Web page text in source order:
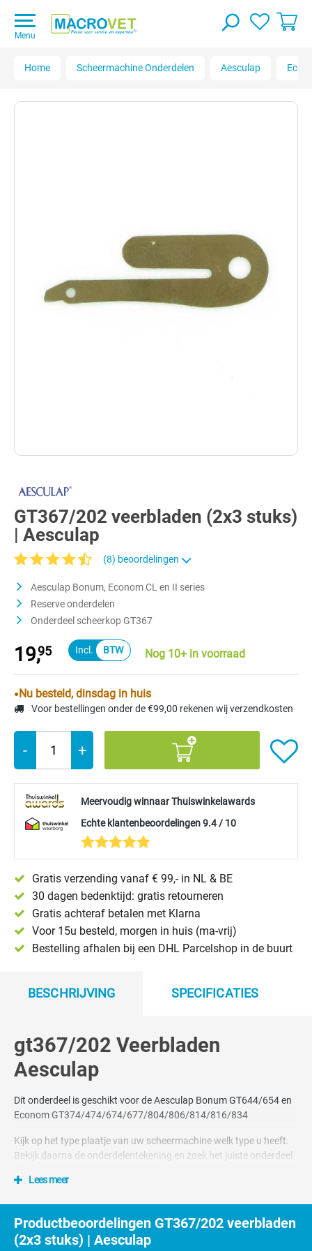
Menu
Home Scheermachine Onderdelen Aesculap
GT367/202 veerbladen (2x3 stuks)
| Aesculap
(8) beoordelingen
Aesculap Bonum, Econom CL en II series
Reserve onderdelen
Onderdeel scheerkop GT367
19,95 Nog 10+ in voorraad
Nu besteld, dinsdag in huis
Voor bestellingen onder de €99,00 rekenen wij verzendkosten
- +
Meervoudig winnaar Thuiswinkelawards
Echte klantenbeoordelingen 9.4 / 10
Gratis verzending vanaf € 99,- in NL & BE
30 dagen bedenktijd: gratis retourneren
Gratis achteraf betalen met Klarna
Voor 15u besteld, morgen in huis (ma-vrij)
Bestelling afhalen bij een DHL Parcelshop in de buurt
BESCHRIJVING SPECIFICATIES
gt367/202 Veerbladen
Aesculap
Dit onderdeel is geschikt voor de Aesculap Bonum GT644/654 en
Econom GT374/474/674/677/804/806/814/816/834
Kijk op het type plaatje van uw scheermachine welk type u heeft.
Bekijk daarna de onderdelentekening en zoek het juiste onderdeel
Nummer 36 en 39 op tekening
Lees meer
Productbeoordelingen GT367/202 veerbladen
(2x3 stuks) | Aesculap